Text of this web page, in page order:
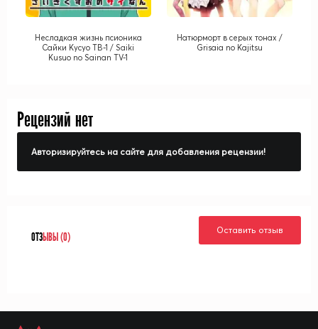
Несладкая жизнь псионика
Сайки Кусуо ТВ-1 / Saiki
Kusuo no Sainan TV-1
Натюрморт в серых тонах /
Grisaia no Kajitsu
Рецензий нет
Авторизируйтесь на сайте для добавления рецензии!
ОТЗЫВЫ (0)
Оставить отзыв